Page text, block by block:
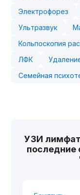
Электрофорез
Ультразвук
Кольпоскопия
ЛФК
Семейная
УЗИ
последние